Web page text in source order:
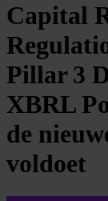
Capital
Pillar 3
XBRL
de
voldoet